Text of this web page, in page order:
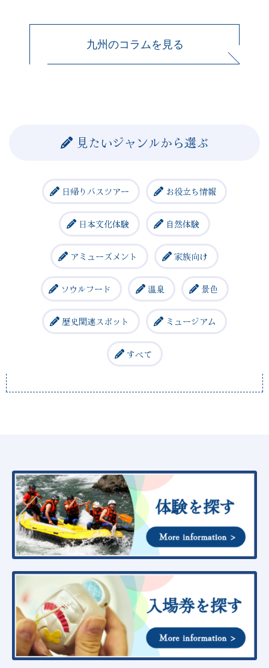
九州のコラムを見る
見たいジャンルから選ぶ
日帰りバスツアー お役立ち情報
日本文化体験 自然体験
アミューズメント 家族向け
ソウルフード 温泉 景色
歴史関連スポット ミュージアム
すべて